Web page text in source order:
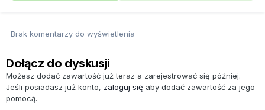
Brak komentarzy do wyświetlenia
Dołącz do dyskusji
Możesz dodać zawartość już teraz a zarejestrować się później.
Jeśli posiadasz już konto, zaloguj się aby dodać zawartość za jego
pomocą.